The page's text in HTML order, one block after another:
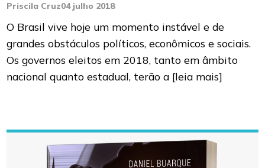
Priscila Cruz04 julho 2018
O Brasil vive hoje um momento instável e de
grandes obstáculos políticos, econômicos e sociais.
Os governos eleitos em 2018, tanto em âmbito
nacional quanto estadual, terão a [leia mais]